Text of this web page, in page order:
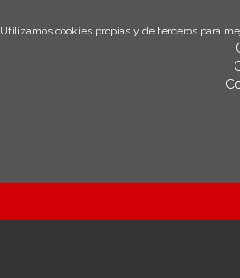
Utilizamos cookies propias y de terceros para